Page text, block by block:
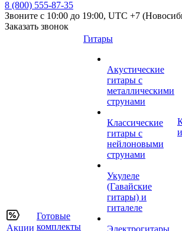
8 (800) 555-87-35
Звоните с 10:00 до 19:00, UTC +7
Заказать звонок
Акции
Готовые
комплекты
Гитары
Акустические
гитары с
металлическими
струнами
Классические
гитары с
нейлоновыми
струнами
Укулеле
(Гавайские
гитары) и
гиталеле
Электрогитары